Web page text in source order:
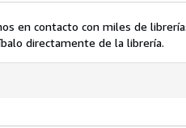
en contacto con miles de
directamente de la librería.